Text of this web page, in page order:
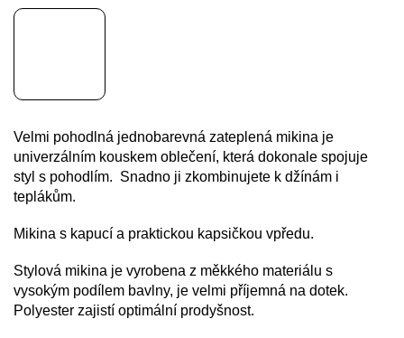
Velmi pohodlná jednobarevná zateplená mikina je
univerzálním kouskem oblečení, která dokonale spojuje
styl s pohodlím. Snadno ji zkombinujete k džínám i
teplákům.
Mikina s kapucí a praktickou kapsičkou vpředu.
Stylová mikina je vyrobena z měkkého materiálu s
vysokým podílem bavlny, je velmi příjemná na dotek.
Polyester zajistí optimální prodyšnost.